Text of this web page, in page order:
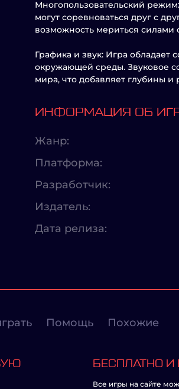
Многопользовательский
могут соревноваться друг с
возможность мериться
Графика и звук: Игра
окружающей среды. Звуковое
мира, что добавляет глубины
ИНФОРМАЦИЯ ОБ
Жанр:
Платформа:
Разработчик:
Издатель:
Дата релиза:
Помощь Похожие
БЕСПЛАТНО И
Все игры на сайте